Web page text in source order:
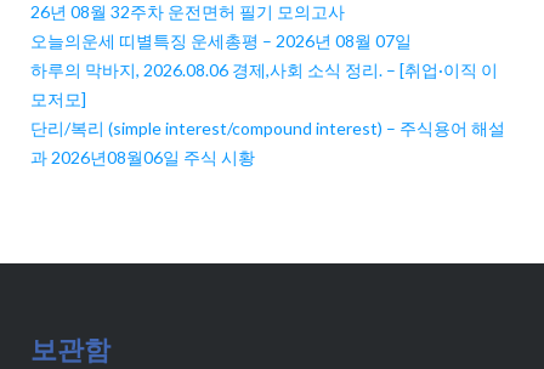
26년 08월 32주차 운전면허 필기 모의고사
오늘의운세 띠별특징 운세총평 – 2026년 08월 07일
하루의 막바지, 2026.08.06 경제,사회 소식 정리. – [취업·이직 이
모저모]
단리/복리 (simple interest/compound interest) – 주식용어 해설
과 2026년08월06일 주식 시황
보관함